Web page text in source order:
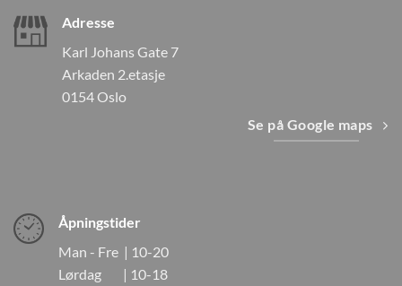
Adresse
Karl Johans Gate 7
Arkaden 2.etasje
0154 Oslo
Se på Google maps
Åpningstider
Man - Fre | 10-20
Lørdag | 10-18